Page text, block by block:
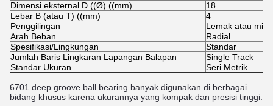
Dimensi eksternal D ((Ø) ((mm)
18
Lebar B (atau T) ((mm)
4
Penggilingan
Lemak atau
Arah Beban
Radial
Spesifikasi/Lingkungan
Standar
Jumlah Baris Lingkaran Lapangan Balapan
Single Track
Standar Ukuran
Seri Metrik
6701 deep groove ball bearing banyak digunakan di berbagai
bidang khusus karena ukurannya yang kompak dan presisi tinggi.